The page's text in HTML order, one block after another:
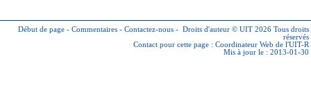
Début de page - Commentaires - Contactez-nous - Droits d'auteur © UIT 2026 Tous droits
réservés
Contact pour cette page : Coordinateur Web de l'UIT-R
Mis à jour le : 2013-01-30